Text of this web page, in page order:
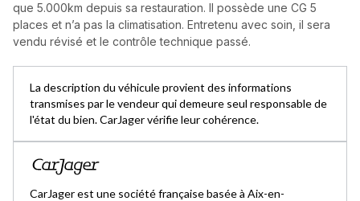
que 5.000km depuis sa restauration. Il possède une CG 5
places et n’a pas la climatisation. Entretenu avec soin, il sera
vendu révisé et le contrôle technique passé.
La description du véhicule provient des informations
transmises par le vendeur qui demeure seul responsable de
l'état du bien. CarJager vérifie leur cohérence.
CarJager est une société française basée à Aix-en-